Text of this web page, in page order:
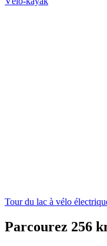
Tour du lac à vélo
Parcourez 256